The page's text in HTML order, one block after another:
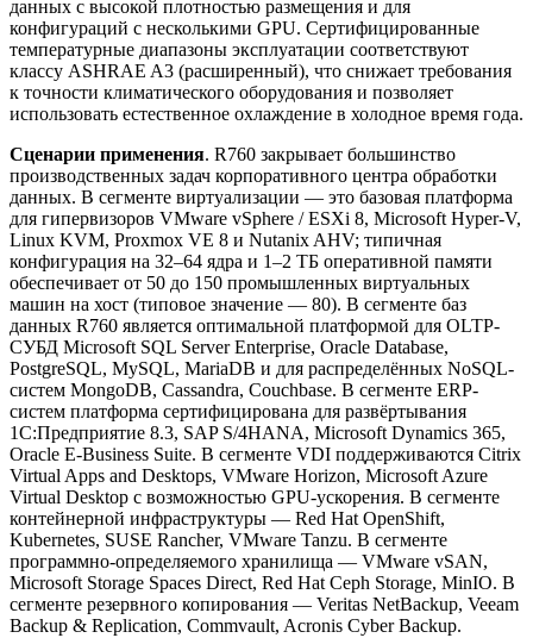
данных с высокой плотностью размещения и для
конфигураций с несколькими GPU. Сертифицированные
температурные диапазоны эксплуатации соответствуют
классу ASHRAE A3 (расширенный), что снижает требования
к точности климатического оборудования и позволяет
использовать естественное охлаждение в холодное время года.
Сценарии применения. R760 закрывает большинство
производственных задач корпоративного центра обработки
данных. В сегменте виртуализации — это базовая платформа
для гипервизоров VMware vSphere / ESXi 8, Microsoft Hyper-V,
Linux KVM, Proxmox VE 8 и Nutanix AHV; типичная
конфигурация на 32–64 ядра и 1–2 ТБ оперативной памяти
обеспечивает от 50 до 150 промышленных виртуальных
машин на хост (типовое значение — 80). В сегменте баз
данных R760 является оптимальной платформой для OLTP-
СУБД Microsoft SQL Server Enterprise, Oracle Database,
PostgreSQL, MySQL, MariaDB и для распределённых NoSQL-
систем MongoDB, Cassandra, Couchbase. В сегменте ERP-
систем платформа сертифицирована для развёртывания
1С:Предприятие 8.3, SAP S/4HANA, Microsoft Dynamics 365,
Oracle E-Business Suite. В сегменте VDI поддерживаются Citrix
Virtual Apps and Desktops, VMware Horizon, Microsoft Azure
Virtual Desktop с возможностью GPU-ускорения. В сегменте
контейнерной инфраструктуры — Red Hat OpenShift,
Kubernetes, SUSE Rancher, VMware Tanzu. В сегменте
программно-определяемого хранилища — VMware vSAN,
Microsoft Storage Spaces Direct, Red Hat Ceph Storage, MinIO. В
сегменте резервного копирования — Veritas NetBackup, Veeam
Backup & Replication, Commvault, Acronis Cyber Backup.